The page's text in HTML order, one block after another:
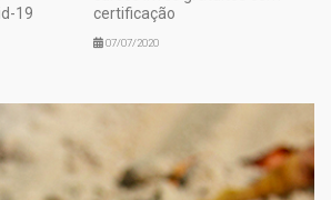
19
certificação
07/07/2020